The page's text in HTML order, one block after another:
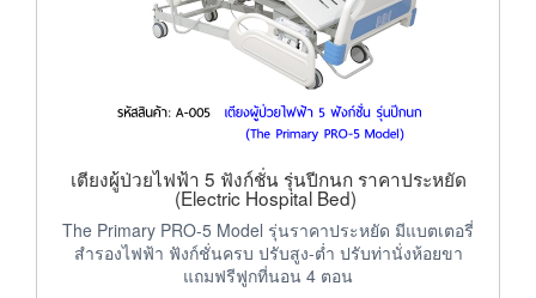
เตียงผู้ป่วยไฟฟ้า 5 ฟังก์ชั่น รุ่นปีกนก ราคาประหยัด
(Electric Hospital Bed)
The Primary PRO-5 Model รุ่นราคาประหยัด มีแบตเตอรี่
สำรองไฟฟ้า ฟังก์ชั่นครบ ปรับสูง-ต่ำ ปรับท่านั่งห้อยขา
แถมฟรีฟูกที่นอน 4 ตอน